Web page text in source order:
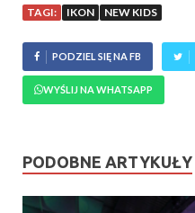
TAGI: IKON NEW KIDS
PODZIEL SIĘ NA FB
WYŚLIJ NA WHATSAPP
PODOBNE ARTYKUŁY